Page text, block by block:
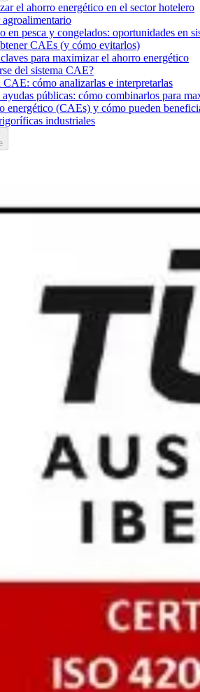
el ahorro energético en el sector hotelero
pesca y congelados: oportunidades en
CAEs (y cómo evitarlos)
para maximizar el ahorro energético
del sistema CAE?
CAE: cómo analizarlas e interpretarlas
públicas: cómo combinarlos para
energético (CAEs) y cómo pueden
industriales